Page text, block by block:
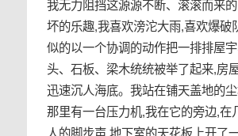
我无力阻挡这源源不断、滚滚而来
坏的乐趣,我喜欢滂沱大雨,喜欢爆
似的以一个协调的动作把一排排屋
头、石板、梁木统统被举了起来,房
迅速沉人海底。我站在铺天盖地的
那里有一台压力机,我在它的旁边,